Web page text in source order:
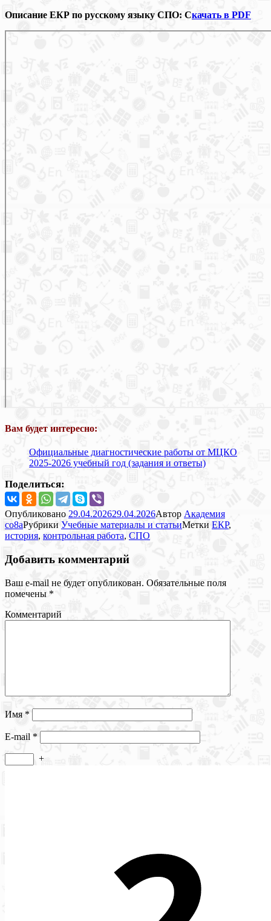
Описание ЕКР по русскому языку СПО: Скачать в PDF
Вам будет интересно:
Официальные диагностические работы от МЦКО
2025-2026 учебный год (задания и ответы)
Поделиться:
Опубликовано 29.04.202629.04.2026Автор Академия
co8aРубрики Учебные материалы и статьиМетки ЕКР,
история, контрольная работа, СПО
Добавить комментарий
Ваш e-mail не будет опубликован. Обязательные поля
помечены *
Комментарий
Имя *
E-mail *
+